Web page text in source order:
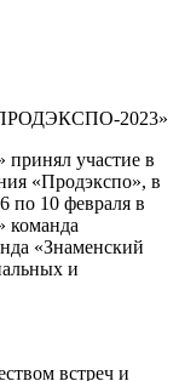
2023»
участие в
«Продэкспо», в
по 10 февраля в
команда
«Знаменский
и
встреч и